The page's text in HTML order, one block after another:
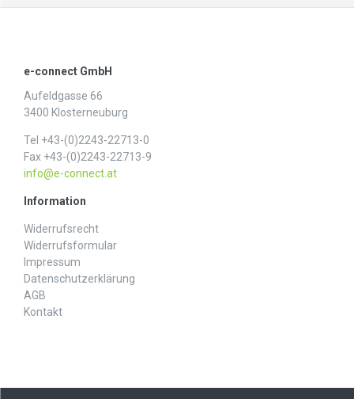
e-connect GmbH
Aufeldgasse 66
3400 Klosterneuburg
Tel +43-(0)2243-22713-0
Fax +43-(0)2243-22713-9
info@e-connect.at
Information
Widerrufs­recht
Widerrufs­formular
Impressum
Daten­schutz­erklärung
AGB
Kontakt